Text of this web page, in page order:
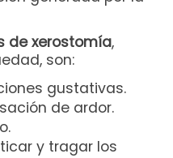
de xerostomía,
son:
gustativas.
de ardor.
y tragar los